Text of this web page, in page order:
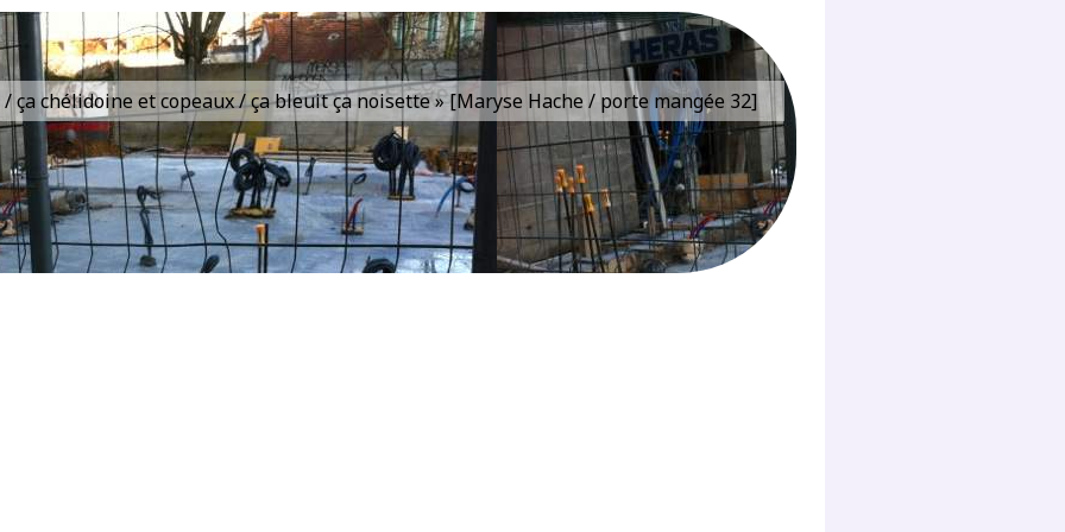
ça chélidoine et copeaux / ça bleuit ça noisette » [Maryse Hache / porte mangée 32]